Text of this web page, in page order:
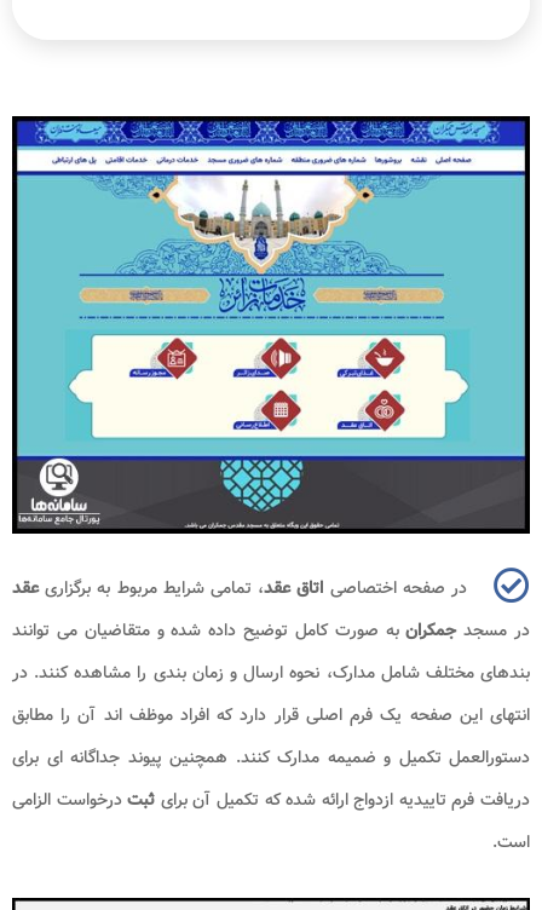
در صفحه اختصاصی اتاق عقد، تمامی شرایط مربوط به برگزاریعقد
در مسجدجمکرانبه صورت کامل توضیح داده شده و متقاضیان می توانند
بندهای مختلف شامل مدارک، نحوه ارسال و زمان بندی را مشاهده کنند. در
انتهای این صفحه یک فرم اصلی قرار دارد که افراد موظف اند آن را مطابق
دستورالعمل تکمیل و ضمیمه مدارک کنند. همچنین پیوند جداگانه ای برای
دریافت فرم تاییدیه ازدواج ارائه شده که تکمیل آن برای ثبتدرخواست الزامی
است.